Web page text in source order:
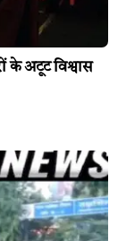
के अटूट विश्वास